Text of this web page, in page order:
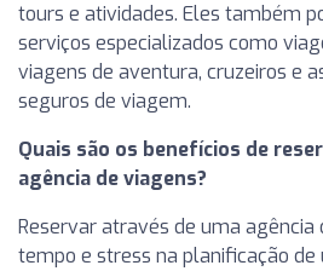
tours e atividades. Eles também
serviços especializados como
viagens de aventura, cruzeiros e
seguros de viagem.
Quais são os benefícios de
agência de viagens?
Reservar através de uma agência
tempo e stress na planificação